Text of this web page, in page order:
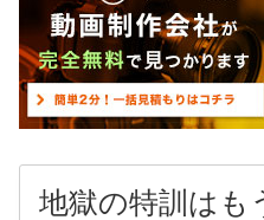
地獄の特訓はも